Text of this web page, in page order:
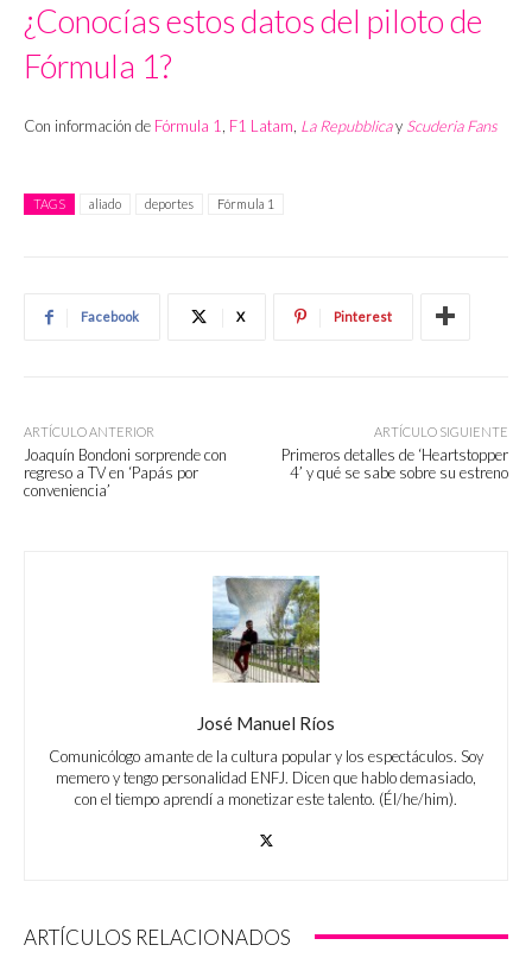
¿Conocías estos datos del piloto de
Fórmula 1?
Con información de Fórmula 1 F1 Latam La Repubblicay Scuderia Fans
TAGS aliado deportes Fórmula 1
Facebook X Pinterest
ARTÍCULO ANTERIOR
Joaquín Bondoni sorprende con
regreso a TV en ‘Papás por
conveniencia’
ARTÍCULO SIGUIENTE
Primeros detalles de ‘Heartstopper
4’ y qué se sabe sobre su estreno
José Manuel Ríos
Comunicólogo amante de la cultura popular y los espectáculos. Soy
memero y tengo personalidad ENFJ. Dicen que hablo demasiado,
con el tiempo aprendí a monetizar este talento. (Él/he/him).
ARTÍCULOS RELACIONADOS